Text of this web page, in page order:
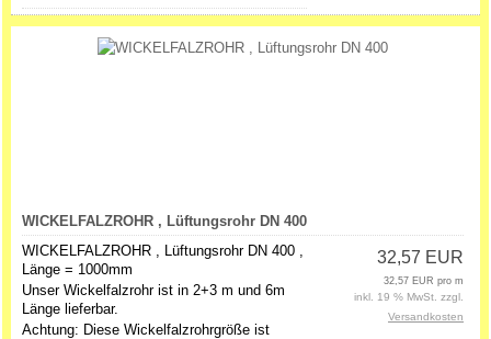
WICKELFALZROHR , Lüftungsrohr DN 400
WICKELFALZROHR , Lüftungsrohr DN 400 ,
Länge = 1000mm
Unser Wickelfalzrohr ist in 2+3 m und 6m
Länge lieferbar.
Achtung: Diese Wickelfalzrohrgröße ist
32,57 EUR
32,57 EUR pro m
inkl. 19 % MwSt. zzgl.
Versandkosten